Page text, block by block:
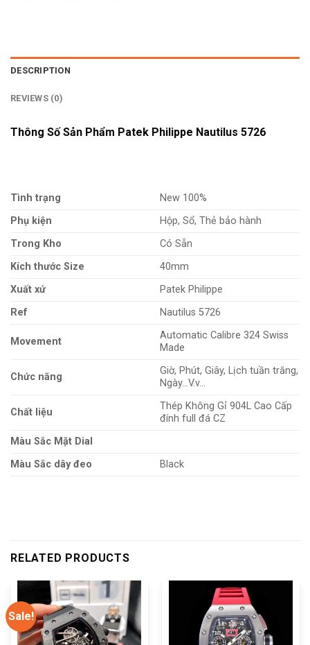
DESCRIPTION
REVIEWS (0)
Thông Số Sản Phẩm Patek Philippe Nautilus 5726
Tình trạng
New 100%
Phụ kiện
Hộp, Sổ, Thẻ bảo hành
Trong Kho
Có Sẵn
Kích thước Size
40mm
Xuất xứ
Patek Philippe
Ref
Nautilus 5726
Movement
Automatic Calibre 324 Swiss
Made
Chức năng
Giờ, Phút, Giây, Lịch tuần trăng,
Ngày…V.v…
Chất liệu
Thép Không Gỉ 904L Cao Cấp
đính full đá CZ
Màu Sắc Mặt Dial
Màu Sắc dây đeo
Black
RELATED PRODUCTS
Sale!